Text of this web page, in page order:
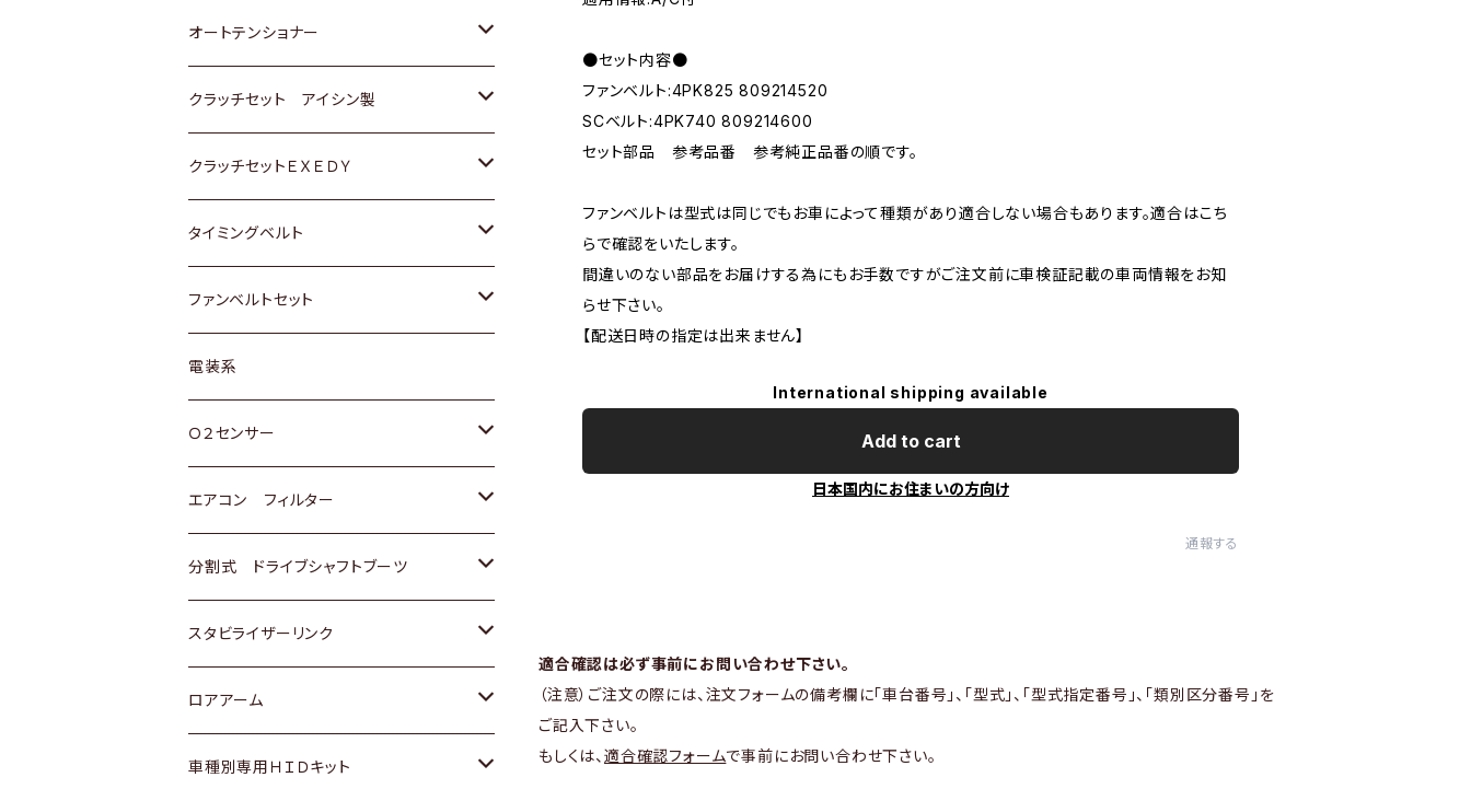
●セット内容●
ファンベルト:4PK825 809214520
SCベルト:4PK740 809214600
セット部品 参考品番 参考純正品番の順です。
ファンベルトは型式は同じでもお車によって種類があり適合しない場合もあります。適合はこち
らで確認をいたします。
間違いのない部品をお届けする為にもお手数ですがご注文前に車検証記載の車両情報をお知
らせ下さい。
【配送日時の指定は出来ません】
International shipping available
Add to cart
日本国内にお住まいの方向け
通報する
適合確認は必ず事前にお問い合わせ下さい。
（注意）ご注文の際には、注文フォームの備考欄に「車台番号」、「型式」、「型式指定番号」、「類別区分番号」を
ご記入下さい。
もしくは、 適合確認フォームで事前にお問い合わせ下さい。
スバル
三菱
スバル
三菱
スバル
いすゞ
ダイハツ
マツダ
三菱
スバル
日野
GOLF
ＷＡＧＥＮ
アストロ（シボレー）
クライスラー
ＷＡＧＥＮ
ＶＯＬＶＯ
ホンダ
スズキ
日産
ダイハツ
マツダ
三菱
スバル
スズキ
ダイハツ
日産
ホンダ
マツダ
オートテンショナー
トヨタ
クラッチセット アイシン製
ホンダ
スズキ
ダイハツ
マツダ
三菱
スバル
クラッチセットＥＸＥＤＹ
ホンダ
スズキ
日産
ダイハツ
マツダ
三菱
スバル
タイミングベルト
トヨタ
スズキ
ダイハツ
三菱
スバル
ファンベルトセット
トヨタ
ホンダ
スズキ
日産
いすゞ
ダイハツ
マツダ
電装系
Ｏ２センサー
トヨタ
ホンダ
スズキ
日産
ダイハツ
エアコン フィルター
トヨタ
ホンダ
スズキ
日産
分割式 ドライブシャフトブーツ
トヨタ
ホンダ
スズキ
スタビライザーリンク
トヨタ
ホンダ
ロアアーム
ホンダ
車種別専用ＨＩＤキット